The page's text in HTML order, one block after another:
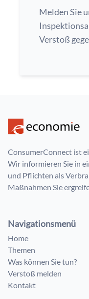
Melden Sie
Verstoß
ConsumerConnect ist
Wir informieren Sie in
und Pflichten als
Maßnahmen Sie
Navigationsmenü
Home
Themen
Was können Sie tun?
Verstoß melden
Kontakt